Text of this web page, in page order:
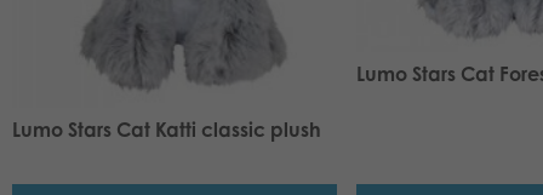
Lumo Stars Cat Katti classic plush
Lumo Stars Cat